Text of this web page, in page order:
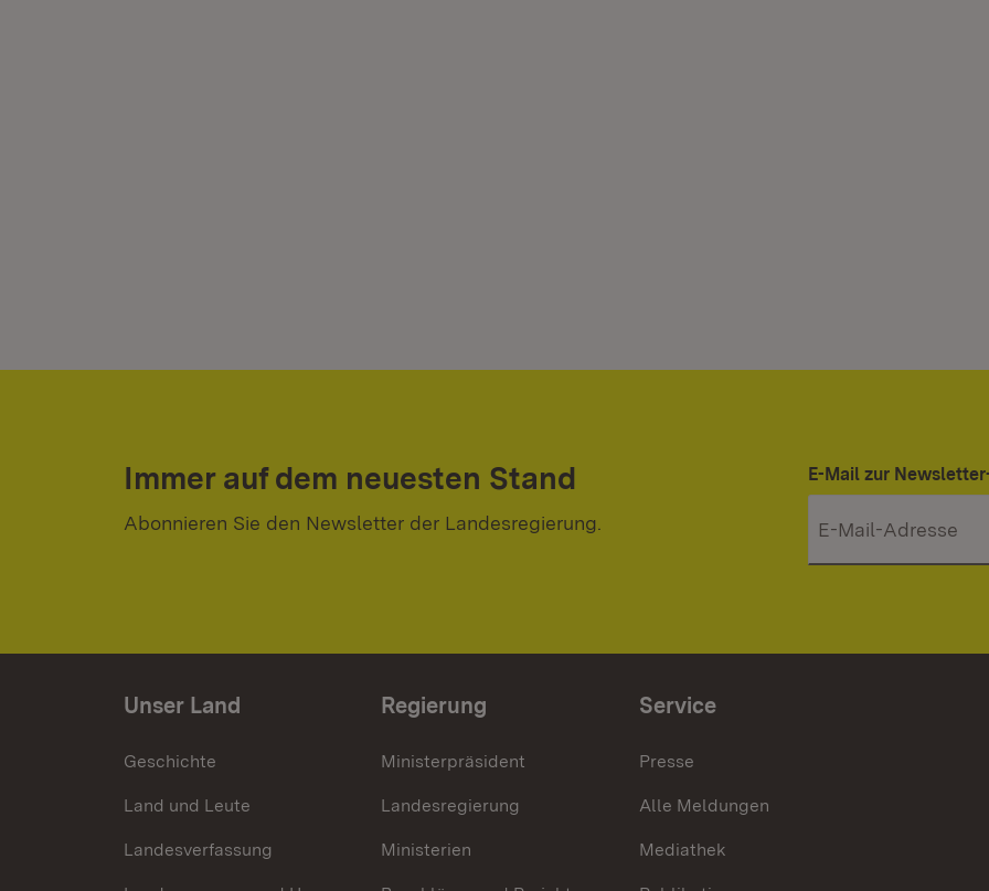
Immer auf dem neuesten Stand
Abonnieren Sie den Newsletter der Landesregierung.
E-Mail zur
Unser Land
Geschichte
Land und Leute
Landesverfassung
Regierung
Ministerpräsident
Landesregierung
Ministerien
Service
Presse
Alle Meldungen
Mediathek